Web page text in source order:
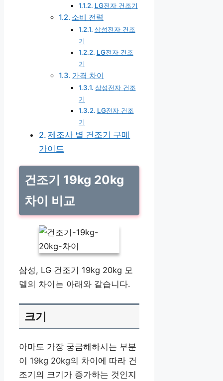
LG전자 건조기
소비 전력
삼성전자 건조
기
LG전자 건조
기
가격 차이
삼성전자 건조
기
LG전자 건조
기
제조사 별 건조기 구매
가이드
건조기 19kg 20kg
차이 비교
삼성, LG 건조기 19kg 20kg 모
델의 차이는 아래와 같습니다.
크기
아마도 가장 궁금해하시는 부분
이 19kg 20kg의 차이에 따라 건
조기의 크기가 증가하는 것인지